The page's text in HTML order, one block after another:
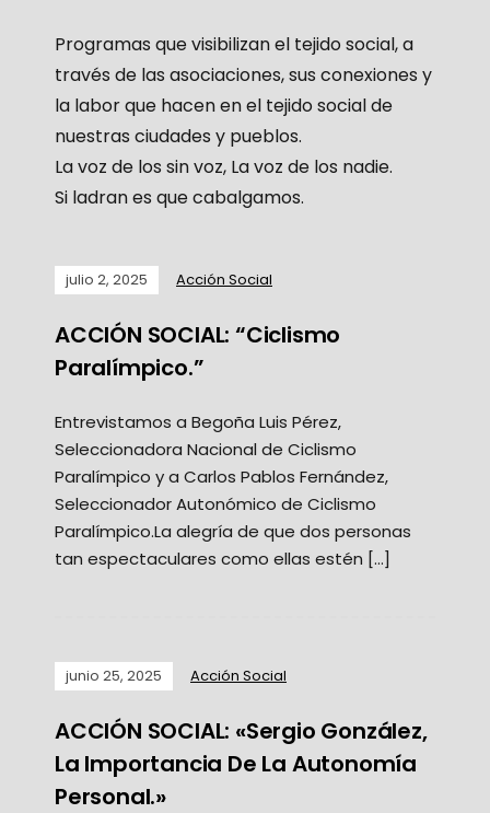
Programas que visibilizan el tejido social, a
través de las asociaciones, sus conexiones y
la labor que hacen en el tejido social de
nuestras ciudades y pueblos.
La voz de los sin voz, La voz de los nadie.
Si ladran es que cabalgamos.
julio 2, 2025 Acción Social
ACCIÓN SOCIAL: “Ciclismo
Paralímpico.”
Entrevistamos a Begoña Luis Pérez,
Seleccionadora Nacional de Ciclismo
Paralímpico y a Carlos Pablos Fernández,
Seleccionador Autonómico de Ciclismo
Paralímpico.La alegría de que dos personas
tan espectaculares como ellas estén […]
junio 25, 2025 Acción Social
ACCIÓN SOCIAL: «Sergio González,
La Importancia De La Autonomía
Personal.»